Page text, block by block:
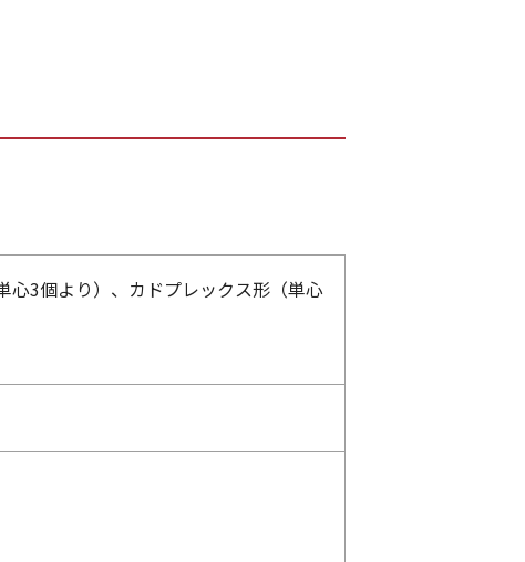
3個より）、カドプレックス形（単心